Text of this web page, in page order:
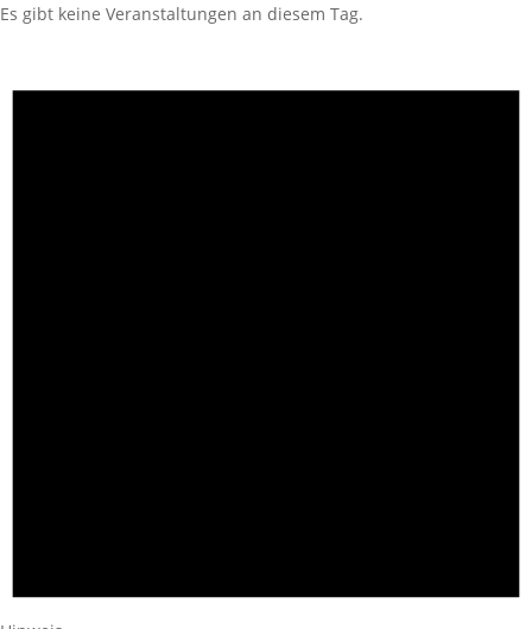
Es gibt keine Veranstaltungen an diesem Tag.